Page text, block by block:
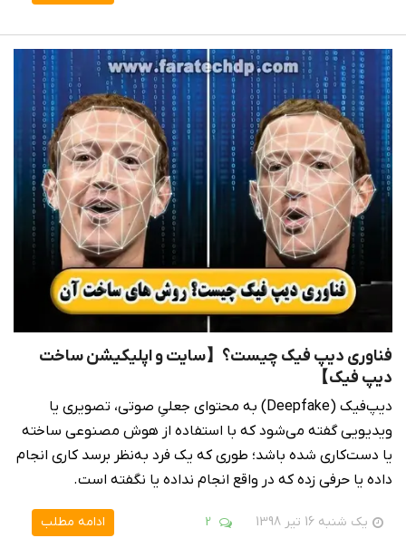
فناوری دیپ فیک چیست؟【سایت و اپلیکیشن ساخت
دیپ فیک】
دیپ‌فیک (Deepfake) به محتوای جعلیِ صوتی، تصویری یا
ویدیویی گفته می‌شود که با استفاده از هوش مصنوعی ساخته
یا دست‌کاری شده باشد؛ طوری که یک فرد به‌نظر برسد کاری انجام
داده یا حرفی زده که در واقع انجام نداده یا نگفته است.
یک شنبه 16 تیر 1398 2 ادامه مطلب